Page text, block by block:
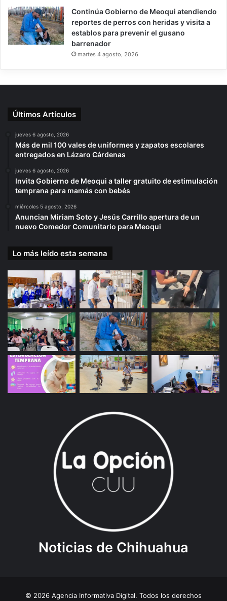
Continúa Gobierno de Meoqui atendiendo
reportes de perros con heridas y visita a
establos para prevenir el gusano
barrenador
martes 4 agosto, 2026
Últimos Artículos
jueves 6 agosto, 2026
Más de mil 100 vales de uniformes y zapatos escolares
entregados en Lázaro Cárdenas
jueves 6 agosto, 2026
Invita Gobierno de Meoqui a taller gratuito de estimulación
temprana para mamás con bebés
miércoles 5 agosto, 2026
Anuncian Miriam Soto y Jesús Carrillo apertura de un
nuevo Comedor Comunitario para Meoqui
Lo más leído esta semana
Noticias de Chihuahua
© 2026 Agencia Informativa Digital. Todos los derechos